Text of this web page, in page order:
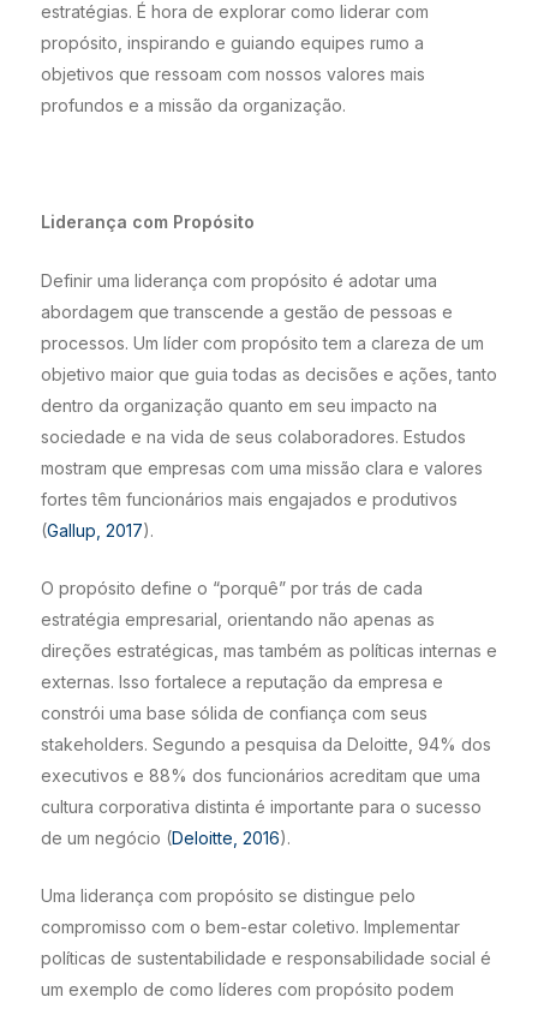
estratégias. É hora de explorar como liderar com
propósito, inspirando e guiando equipes rumo a
objetivos que ressoam com nossos valores mais
profundos e a missão da organização.
Liderança com Propósito
Definir uma liderança com propósito é adotar uma
abordagem que transcende a gestão de pessoas e
processos. Um líder com propósito tem a clareza de um
objetivo maior que guia todas as decisões e ações, tanto
dentro da organização quanto em seu impacto na
sociedade e na vida de seus colaboradores. Estudos
mostram que empresas com uma missão clara e valores
fortes têm funcionários mais engajados e produtivos
(Gallup, 2017).
O propósito define o “porquê” por trás de cada
estratégia empresarial, orientando não apenas as
direções estratégicas, mas também as políticas internas e
externas. Isso fortalece a reputação da empresa e
constrói uma base sólida de confiança com seus
stakeholders. Segundo a pesquisa da Deloitte, 94% dos
executivos e 88% dos funcionários acreditam que uma
cultura corporativa distinta é importante para o sucesso
de um negócio (Deloitte, 2016).
Uma liderança com propósito se distingue pelo
compromisso com o bem-estar coletivo. Implementar
políticas de sustentabilidade e responsabilidade social é
um exemplo de como líderes com propósito podem